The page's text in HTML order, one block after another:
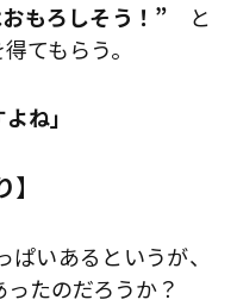
もろしそう！” と
てもらう。
ね」
いあるというが、
たのだろうか？